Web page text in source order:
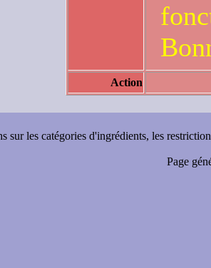
Action
sur les catégories d'ingrédients, les
Page